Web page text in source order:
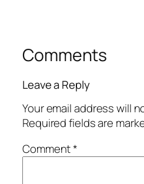
Comments
Leave a Reply
Your email address will
Required fields are
Comment*